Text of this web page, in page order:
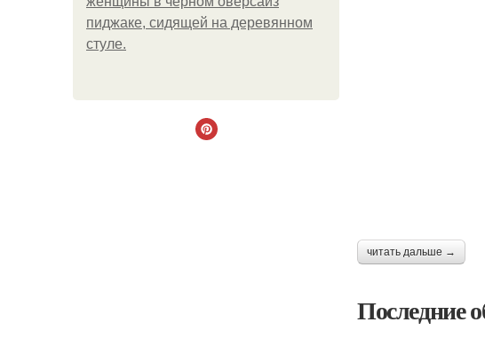
пиджаке, сидящей на деревянном
стуле.
читать дальше →
Последние